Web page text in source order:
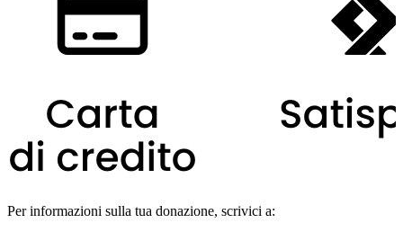
Per informazioni sulla tua donazione, scrivici a: